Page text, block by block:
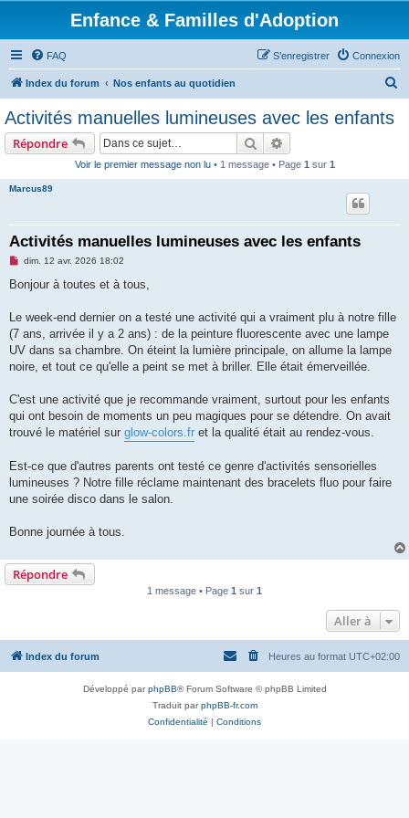
Enfance & Familles d'Adoption
FAQ Connexion
S’enregistrer
Index du forum Nos enfants au quotidien
Activités manuelles lumineuses avec les enfants
Répondre Rechercher
Voir le premier message non lu• 1 message • Page 1 sur 1
Marcus89
Activités manuelles lumineuses avec les enfants
M
s
g
n
o
l
dim. 12 avr. 2026 18:02
Bonjour à toutes et à tous,
Le week-end dernier on a testé une activité qui a vraiment plu à notre fille
(7 ans, arrivée il y a 2 ans) : de la peinture fluorescente avec une lampe
UV dans sa chambre. On éteint la lumière principale, on allume la lampe
noire, et tout ce qu'elle a peint se met à briller. Elle était émerveillée.
C'est une activité que je recommande vraiment, surtout pour les enfants
qui ont besoin de moments un peu magiques pour se détendre. On avait
trouvé le matériel sur glow-colors.fr et la qualité était au rendez-vous.
Est-ce que d'autres parents ont testé ce genre d'activités sensorielles
lumineuses ? Notre fille réclame maintenant des bracelets fluo pour faire
une soirée disco dans le salon.
Bonne journée à tous.
Répondre
1 message • Page 1 sur 1
Aller à
Index du forum Heures au format UTC+02:00
Développé parphpBB® Forum Software © phpBB Limited
Traduit parphpBB-fr.com
Confidentialité | Conditions